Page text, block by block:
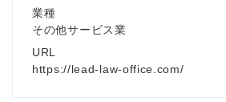
業種
その他サービス業
URL
https://lead-law-office.com/